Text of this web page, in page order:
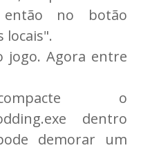
então no botão
locais".
Agora entre
o
dentro
demorar um